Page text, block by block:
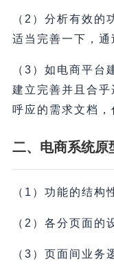
（2）分析有效的
适当完善一下，通
（3）如电商平台
建立完善并且合
呼应的需求文档，
二、电商系统原
（1）功能的结构
（2）各分页面的
（3）页面间业务